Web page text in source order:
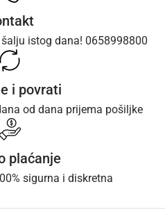
istog dana! 0658998800
i povrati
od dana prijema pošiljke
plaćanje
sigurna i diskretna